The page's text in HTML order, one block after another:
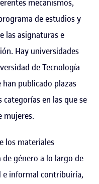
mecanismos,
de estudios y
las asignaturas e
Hay universidades
de Tecnología
han publicado plazas
categorías en las que se
mujeres.
los materiales
género a lo largo de
informal contribuiría,